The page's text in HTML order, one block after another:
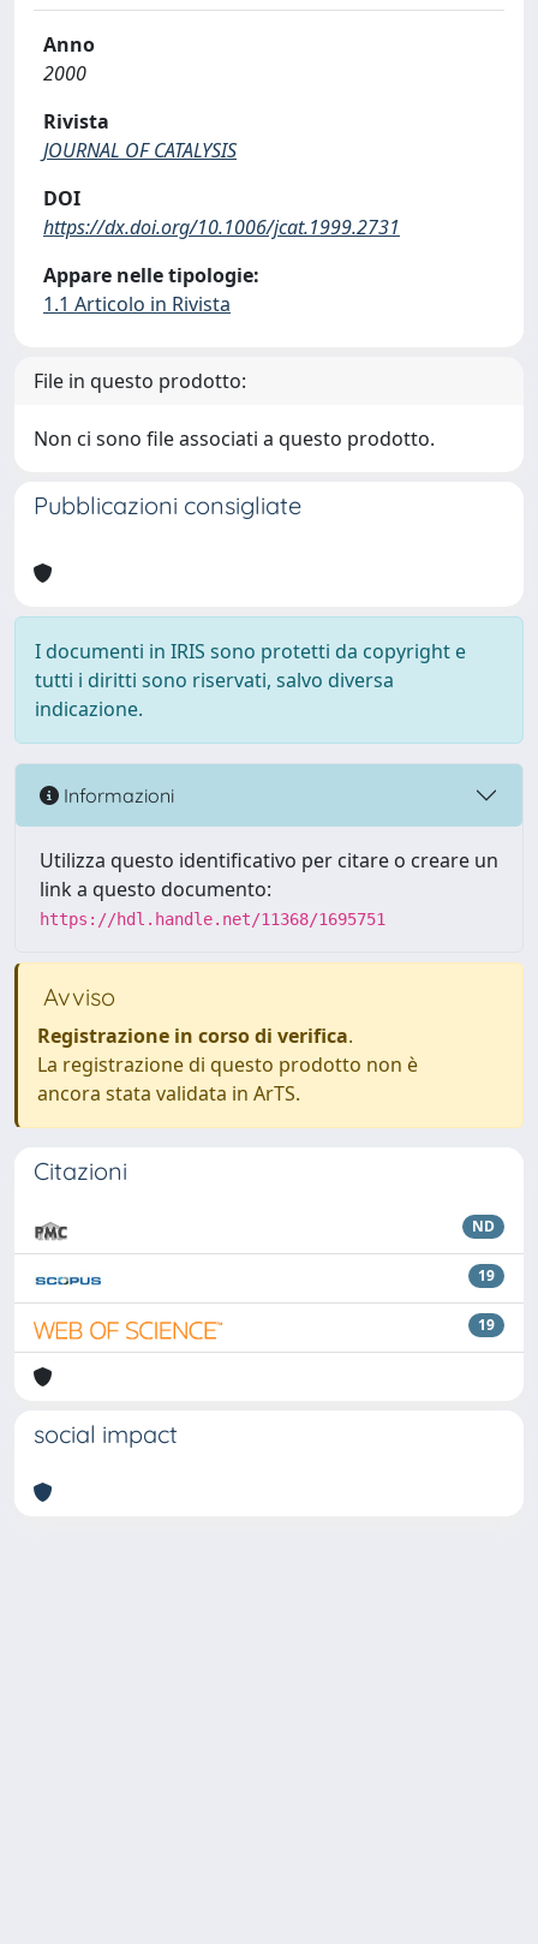
Anno
2000
Rivista
JOURNAL OF CATALYSIS
DOI
https://dx.doi.org/10.1006/jcat.1999.2731
Appare nelle tipologie:
1.1 Articolo in Rivista
File in questo prodotto:
Non ci sono file associati a questo prodotto.
Pubblicazioni consigliate
I documenti in IRIS sono protetti da copyright e
tutti i diritti sono riservati, salvo diversa
indicazione.
Informazioni
Utilizza questo identificativo per citare o creare un
link a questo documento:
https://hdl.handle.net/11368/1695751
Avviso
Registrazione in corso di verifica.
La registrazione di questo prodotto non è
ancora stata validata in ArTS.
Citazioni
ND
19
19
social impact